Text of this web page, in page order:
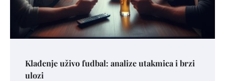
Klađenje uživo fudbal: analize utakmica i brzi
ulozi